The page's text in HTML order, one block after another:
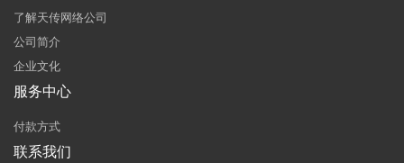
了解天传网络公司
公司简介
企业文化
服务中心
付款方式
联系我们